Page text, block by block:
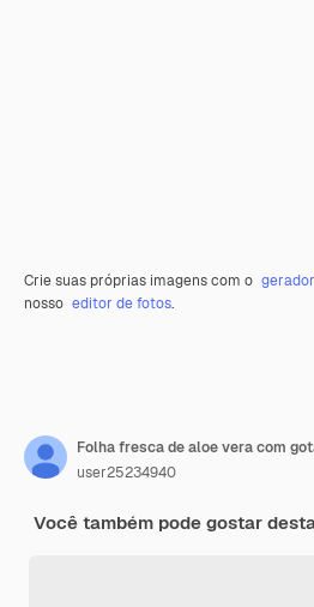
Crie suas próprias imagens com o
nosso editor de fotos.
Folha fresca de aloe vera com
user25234940
Você também pode gostar